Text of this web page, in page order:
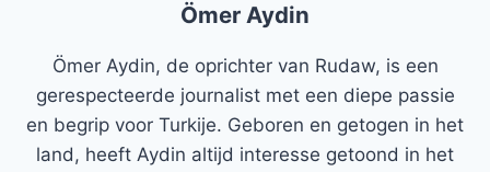
Ömer Aydin
Ömer Aydin, de oprichter van Rudaw, is een
gerespecteerde journalist met een diepe passie
en begrip voor Turkije. Geboren en getogen in het
land, heeft Aydin altijd interesse getoond in het